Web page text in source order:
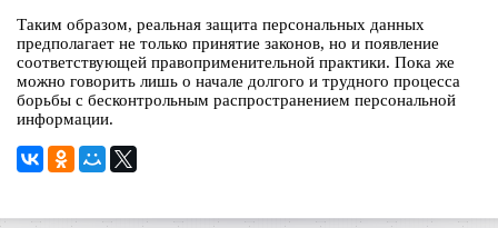
Таким образом, реальная защита персональных данных
предполагает не только принятие законов, но и появление
соответствующей правоприменительной практики. Пока же
можно говорить лишь о начале долгого и трудного процесса
борьбы с бесконтрольным распространением персональной
информации.